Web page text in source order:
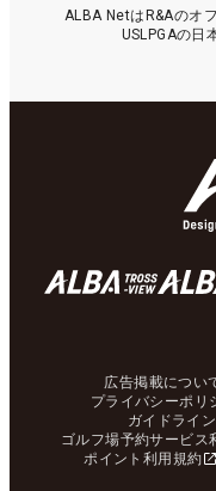
ALBA NetはR&Aのオ
USLPGAの日
広告掲載につい
プライバシーポリ
ガイドライン
ゴルフ場予約サービス
ポイント利用規約